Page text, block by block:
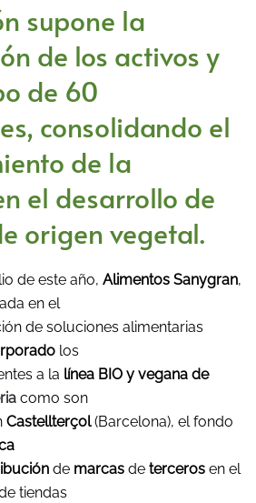
supone la
de los activos y
de 60
consolidando el
de la
el desarrollo de
origen vegetal.
de este año, Alimentos Sanygran,
en el
de soluciones alimentarias
los
a la línea BIO y vegana de
como son
Castellterçol(Barcelona), el fondo
de marcas de terceros en el
tiendas